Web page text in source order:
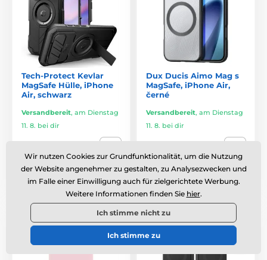
Tech-Protect Kevlar
MagSafe Hülle, iPhone
Air, schwarz
Versandbereit, am Dienstag
11. 8. bei dir
Vergleichen
Dux Ducis Aimo Mag s
MagSafe, iPhone Air,
černé
Versandbereit, am Dienstag
11. 8. bei dir
Vergleichen
Preis-Leistungs-Verhältnis
Kostenloser Transport
Für Anspruchsvolle
Wir nutzen Cookies zur Grundfunktionalität, um die Nutzung
der Website angenehmer zu gestalten, zu Analysezwecken und
im Falle einer Einwilligung auch für zielgerichtete Werbung.
Weitere Informationen finden Sie hier.
Ich stimme nicht zu
Ich stimme zu